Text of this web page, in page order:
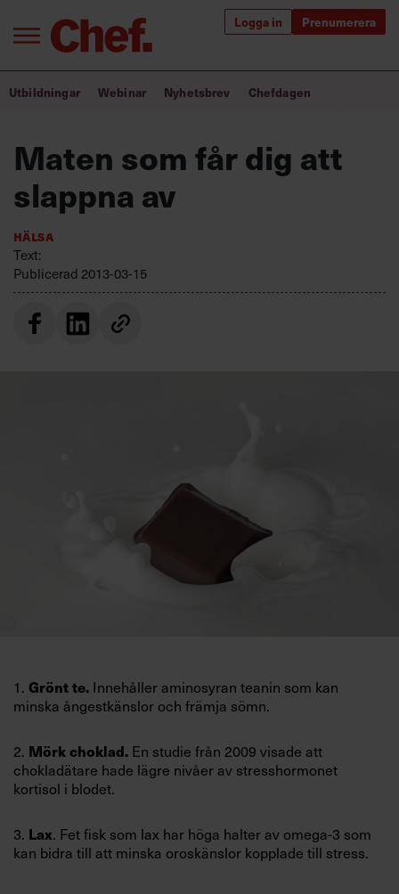
Logga in Prenumerera
Prenumerera
Annonsera
Bra ledare förändrar världen
Utbildning för ledare
Chefakademin+
Utbildningar Webinar Nyhetsbrev Chefdagen
Maten som får dig att
slappna av
Hälsa
Text:
Publicerad 2013-03-15
1. Grönt te. Innehåller aminosyran teanin som kan
minska ångestkänslor och främja sömn.
2. Mörk choklad. En studie från 2009 visade att
chokladätare hade lägre nivåer av stresshormonet
kortisol i blodet.
3. Lax. Fet fisk som lax har höga halter av omega-3 som
kan bidra till att minska oroskänslor kopplade till stress.